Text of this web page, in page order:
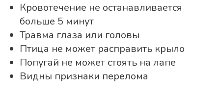
Кровотечение не останавливается
больше 5 минут
Травма глаза или головы
Птица не может расправить крыло
Попугай не может стоять на лапе
Видны признаки перелома